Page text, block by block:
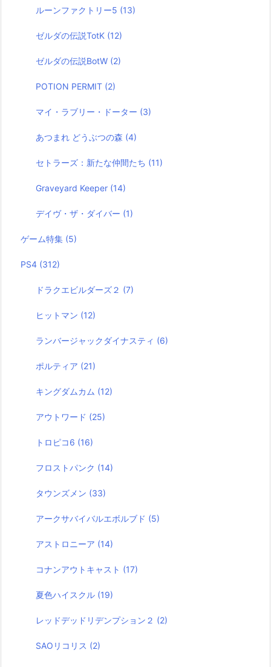
ルーンファクトリー5 (13)
ゼルダの伝説TotK (12)
ゼルダの伝説BotW (2)
POTION PERMIT (2)
マイ・ラブリー・ドーター (3)
あつまれ どうぶつの森 (4)
セトラーズ：新たな仲間たち (11)
Graveyard Keeper (14)
デイヴ・ザ・ダイバー (1)
ゲーム特集 (5)
PS4 (312)
ドラクエビルダーズ２ (7)
ヒットマン (12)
ランバージャックダイナスティ (6)
ポルティア (21)
キングダムカム (12)
アウトワード (25)
トロピコ6 (16)
フロストパンク (14)
タウンズメン (33)
アークサバイバルエボルブド (5)
アストロニーア (14)
コナンアウトキャスト (17)
夏色ハイスクル (19)
レッドデッドリデンプション２ (2)
SAOリコリス (2)